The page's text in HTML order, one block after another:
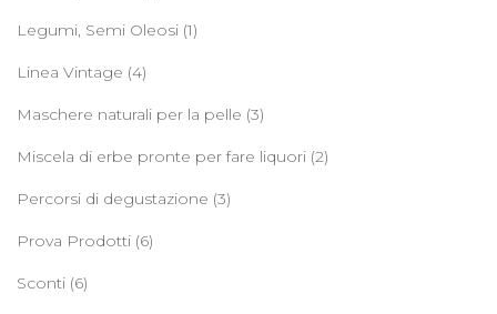
Legumi, Semi Oleosi (1)
Linea Vintage (4)
Maschere naturali per la pelle (3)
Miscela di erbe pronte per fare liquori (2)
Percorsi di degustazione (3)
Prova Prodotti (6)
Sconti (6)